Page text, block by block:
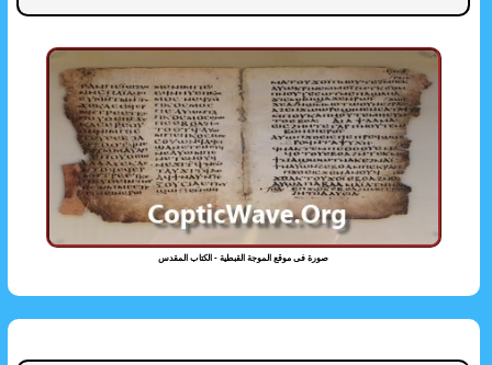
صورة فى موقع الموجة القبطية - الكتاب المقدس